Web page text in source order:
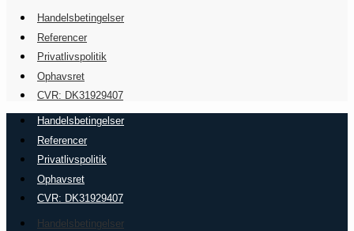
Handelsbetingelser
Referencer
Privatlivspolitik
Ophavsret
CVR: DK31929407
Handelsbetingelser
Referencer
Privatlivspolitik
Ophavsret
CVR: DK31929407
Handelsbetingelser